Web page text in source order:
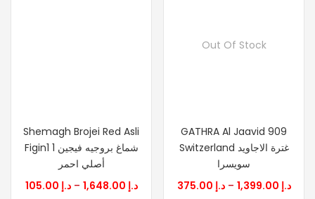
Shemagh Brojei Red Asli
Figin1 شماغ بروجيه فيجين 1
أصلي احمر
د.إ – د.إPrice
Out Of Stock
GATHRA Al Jaavid 909
Switzerland غترة الاجاويد
سويسرا
د.إ – د.إPrice